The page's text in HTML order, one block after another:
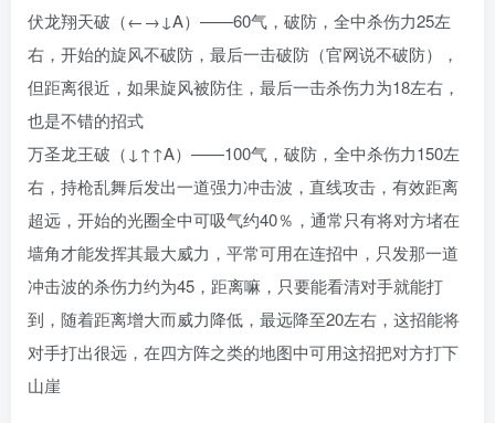
伏龙翔天破（←→↓A）——60气，破防，全中杀伤力25左
右，开始的旋风不破防，最后一击破防（官网说不破防），
但距离很近，如果旋风被防住，最后一击杀伤力为18左右，
也是不错的招式
万圣龙王破（↓↑↑A）——100气，破防，全中杀伤力150左
右，持枪乱舞后发出一道强力冲击波，直线攻击，有效距离
超远，开始的光圈全中可吸气约40％，通常只有将对方堵在
墙角才能发挥其最大威力，平常可用在连招中，只发那一道
冲击波的杀伤力约为45，距离嘛，只要能看清对手就能打
到，随着距离增大而威力降低，最远降至20左右，这招能将
对手打出很远，在四方阵之类的地图中可用这招把对方打下
山崖